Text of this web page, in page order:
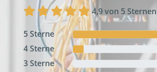
4,9 von 5 Sternen
5 Sterne
4 Sterne
3 Sterne